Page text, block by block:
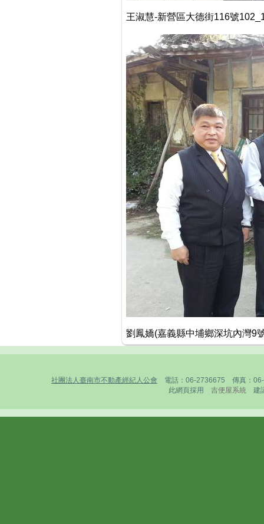
王淑慧-新營區大德街116號
劉鳳嬌(嘉義縣中埔鄉深坑內灣9
社團法人臺南市不動產經紀人公會 電話：06-2736675 傳真：
此網頁採用 吉便屋系統 建